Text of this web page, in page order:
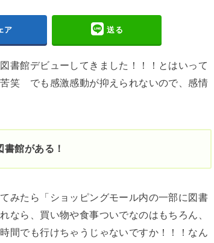
ア 送る
書館デビューしてきました！！！とはいって
笑 でも感激感動が抑えられないので、感情
館がある！
みたら「ショッピングモール内の一部に図書
なら、買い物や食事ついでなのはもちろん、
間でも行けちゃうじゃないですか！！！なん